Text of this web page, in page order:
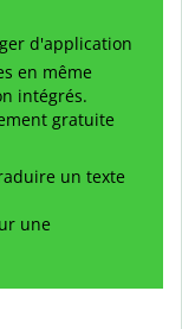
d'application
en même
intégrés.
gratuite
un texte
une